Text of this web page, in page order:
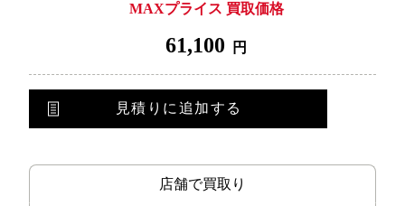
MAXプライス 買取価格
61,100 円
見積りに追加する
店舗で買取り